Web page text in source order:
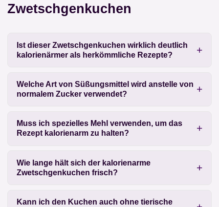
Zwetschgenkuchen
Ist dieser Zwetschgenkuchen wirklich deutlich
kalorienärmer als herkömmliche Rezepte?
Welche Art von Süßungsmittel wird anstelle von
normalem Zucker verwendet?
Muss ich spezielles Mehl verwenden, um das
Rezept kalorienarm zu halten?
Wie lange hält sich der kalorienarme
Zwetschgenkuchen frisch?
Kann ich den Kuchen auch ohne tierische